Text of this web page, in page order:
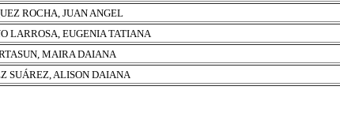
ROCHA, JUAN ANGEL
LARROSA, EUGENIA TATIANA
MAIRA DAIANA
SUÁREZ, ALISON DAIANA